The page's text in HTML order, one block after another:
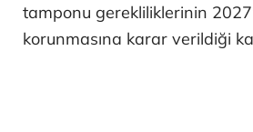
tamponu gerekliliklerinin
korunmasına karar verildiği